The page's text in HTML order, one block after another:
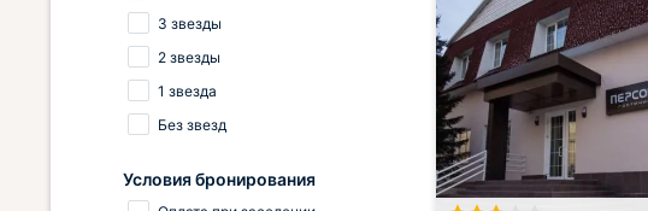
3 звезды
2 звезды
1 звезда
Без звезд
Условия бронирования